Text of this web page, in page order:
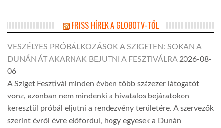
FRISS HÍREK A GLOBOTV-TŐL
VESZÉLYES PRÓBÁLKOZÁSOK A SZIGETEN: SOKAN A
DUNÁN ÁT AKARNAK BEJUTNI A FESZTIVÁLRA 2026-08-
06
A Sziget Fesztivál minden évben több százezer látogatót
vonz, azonban nem mindenki a hivatalos bejáratokon
keresztül próbál eljutni a rendezvény területére. A szervezők
szerint évről évre előfordul, hogy egyesek a Dunán